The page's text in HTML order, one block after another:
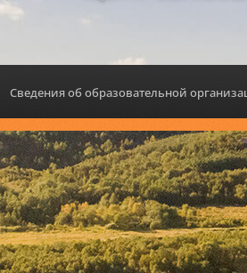
Сведения об образовательной